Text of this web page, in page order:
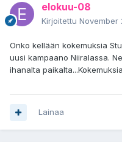
elokuu-08
Kirjoitettu November
Onko kellään kokemuksia
uusi kampaano Niiralassa.
ihanalta
Lainaa